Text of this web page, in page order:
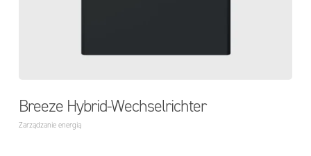
Breeze Hybrid-Wechselrichter
Zarządzanie energią